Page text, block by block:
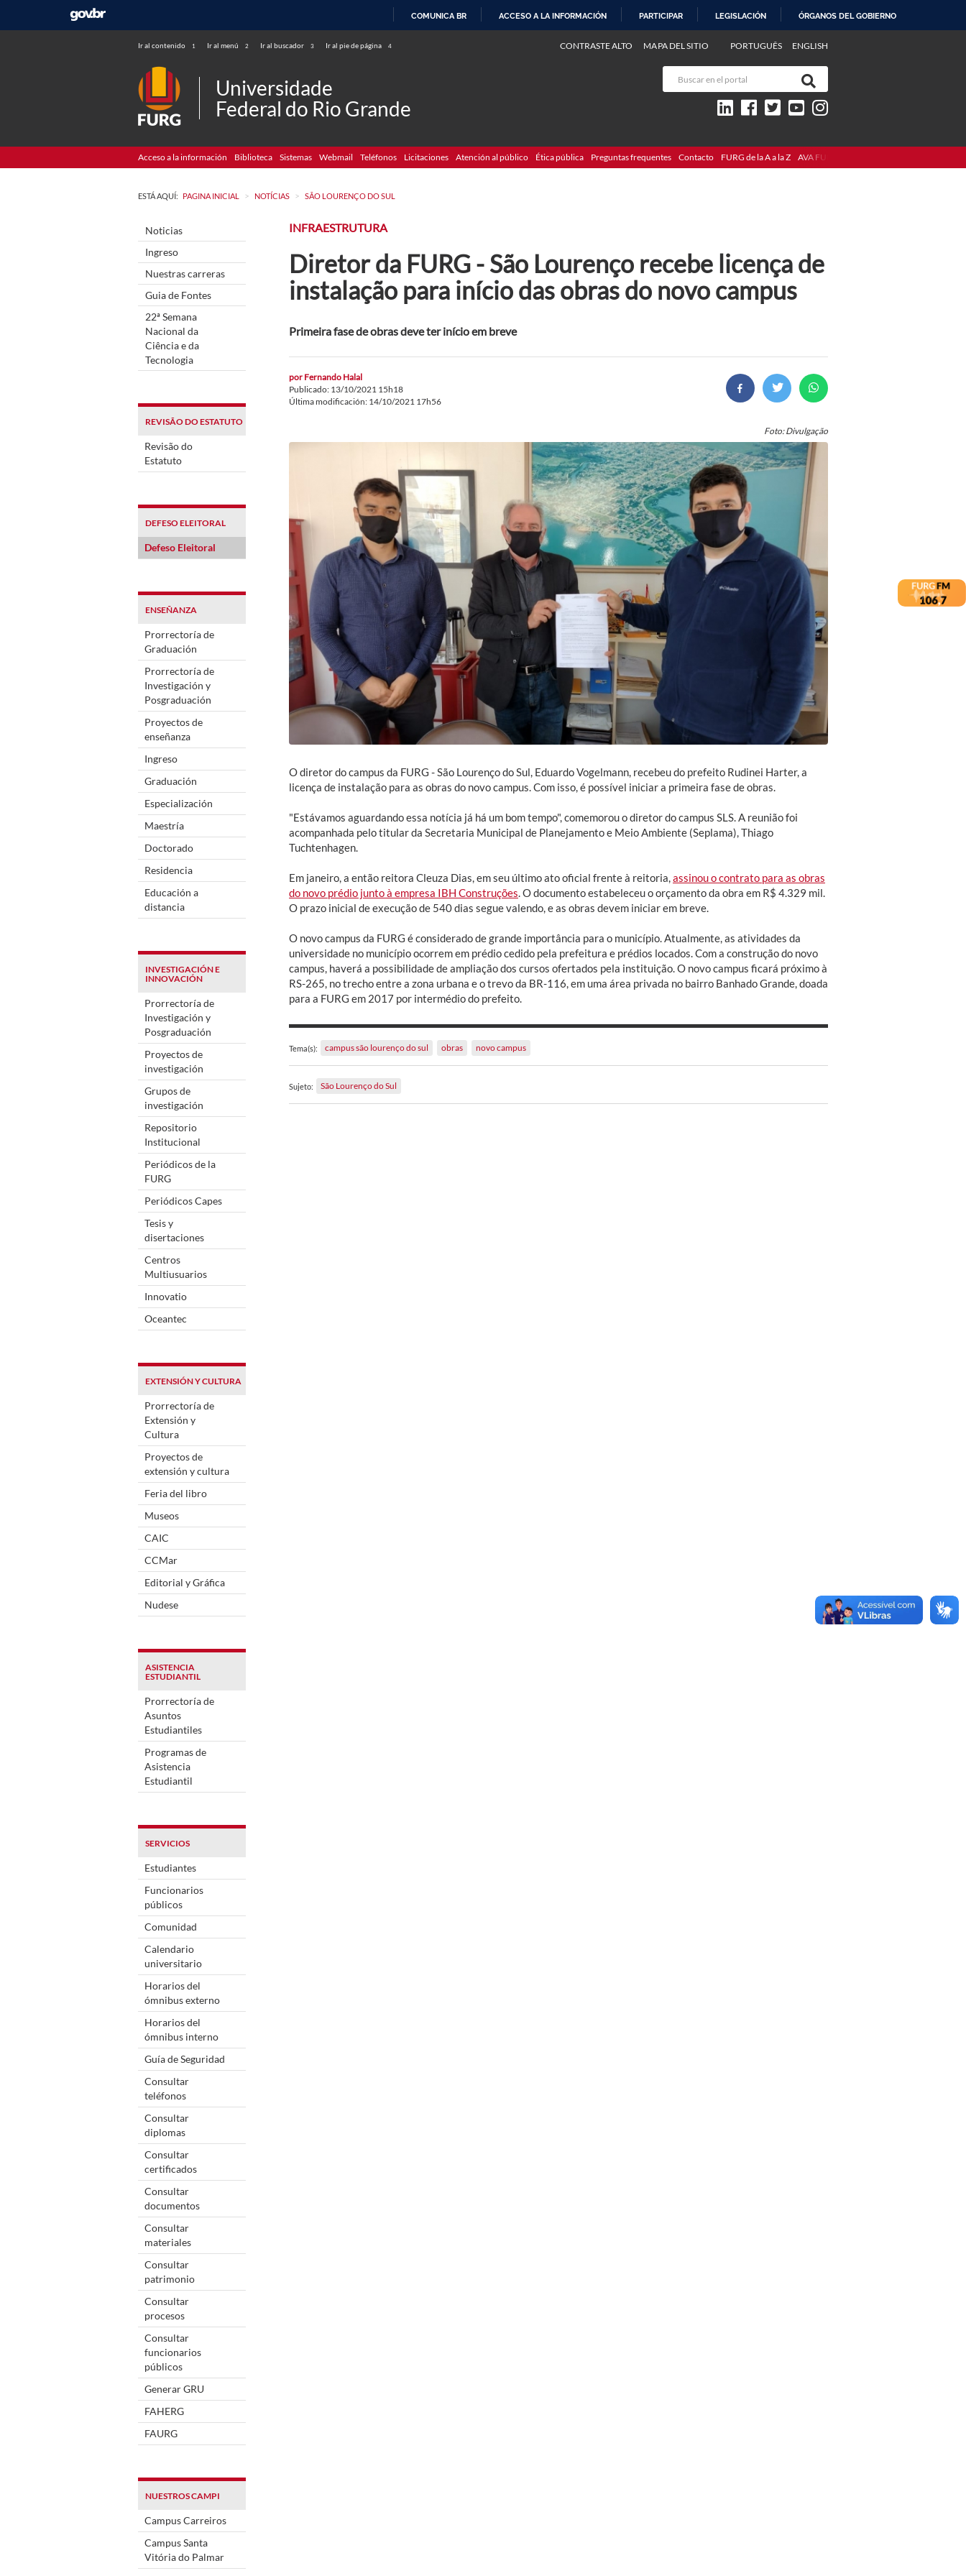
COMUNICA BR ACCESO A LA INFORMACIÓN PARTICIPAR LEGISLACIÓN ÓRGANOS DEL GOBIERNO
Ir al contenido 1 Ir al menú 2 Ir al buscador 3 Ir al pie de página 4 PORTUGUÊS ENGLISH
CONTRASTE ALTO MAPA DEL SITIO
Universidade
Federal do Rio Grande
Acceso a la información Biblioteca Sistemas Webmail Teléfonos Licitaciones Atención al público Ética pública Preguntas frequentes Contacto FURG de la A a la Z AVA FURG
ESTÁ AQUÍ: PAGINA INICIAL > NOTÍCIAS > SÃO LOURENÇO DO SUL
Noticias
Ingreso
Nuestras carreras
Guia de Fontes
22ª Semana
Nacional da
Ciência e da
Tecnologia
REVISÃO DO ESTATUTO
Revisão do
Estatuto
DEFESO ELEITORAL
Defeso Eleitoral
ENSEÑANZA
Prorrectoría de
Graduación
Prorrectoría de
Investigación y
Posgraduación
Proyectos de
enseñanza
Ingreso
Graduación
Especialización
Maestría
Doctorado
Residencia
Educación a
distancia
INVESTIGACIÓN E
INNOVACIÓN
Prorrectoría de
Investigación y
Posgraduación
Proyectos de
investigación
Grupos de
investigación
Repositorio
Institucional
Periódicos de la
FURG
Periódicos Capes
Tesis y
disertaciones
Centros
Multiusuarios
Innovatio
Oceantec
EXTENSIÓN Y CULTURA
Prorrectoría de
Extensión y
Cultura
Proyectos de
extensión y cultura
Feria del libro
Museos
CAIC
CCMar
Editorial y Gráfica
Nudese
ASISTENCIA
ESTUDIANTIL
Prorrectoría de
Asuntos
Estudiantiles
Programas de
Asistencia
Estudiantil
SERVICIOS
Estudiantes
Funcionarios
públicos
Comunidad
Calendario
universitario
Horarios del
ómnibus externo
Horarios del
ómnibus interno
Guía de Seguridad
Consultar
teléfonos
Consultar
diplomas
Consultar
certificados
Consultar
documentos
Consultar
materiales
Consultar
patrimonio
Consultar
procesos
Consultar
funcionarios
públicos
Generar GRU
FAHERG
FAURG
NUESTROS CAMPI
Campus Carreiros
Campus Santa
Vitória do Palmar
INFRAESTRUTURA
Diretor da FURG - São Lourenço recebe licença de
instalação para início das obras do novo campus
Primeira fase de obras deve ter início em breve
por Fernando Halal
Publicado: 13/10/2021 15h18
Última modificación: 14/10/2021 17h56
Foto: Divulgação
O diretor do campus da FURG - São Lourenço do Sul, Eduardo Vogelmann, recebeu do prefeito Rudinei Harter, a
licença de instalação para as obras do novo campus. Com isso, é possível iniciar a primeira fase de obras.
"Estávamos aguardando essa notícia já há um bom tempo", comemorou o diretor do campus SLS. A reunião foi
acompanhada pelo titular da Secretaria Municipal de Planejamento e Meio Ambiente (Seplama), Thiago
Tuchtenhagen.
Em janeiro, a então reitora Cleuza Dias, em seu último ato oficial frente à reitoria, assinou o contrato para as obras
do novo prédio junto à empresa IBH Construções . O documento estabeleceu o orçamento da obra em R$ 4.329 mil.
O prazo inicial de execução de 540 dias segue valendo, e as obras devem iniciar em breve.
O novo campus da FURG é considerado de grande importância para o município. Atualmente, as atividades da
universidade no município ocorrem em prédio cedido pela prefeitura e prédios locados. Com a construção do novo
campus, haverá a possibilidade de ampliação dos cursos ofertados pela instituição. O novo campus ficará próximo à
RS-265, no trecho entre a zona urbana e o trevo da BR-116, em uma área privada no bairro Banhado Grande, doada
para a FURG em 2017 por intermédio do prefeito.
Tema(s): campus são lourenço do sul obras novo campus
Sujeto: São Lourenço do Sul